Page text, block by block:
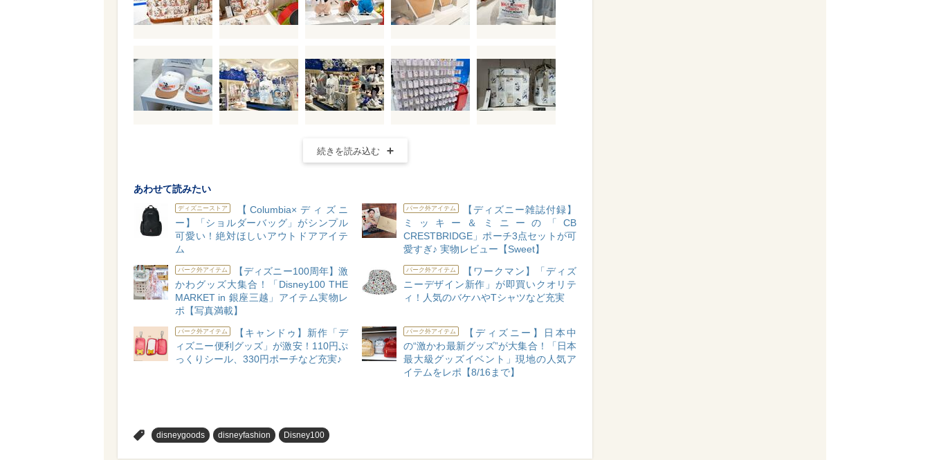
続きを読み込む
あわせて読みたい
ディズニーストア
【Columbia×ディズニ
ー】「ショルダーバッグ」がシンプル
可愛い！絶対ほしいアウトドアアイテ
ム
パーク外アイテム
【ディズニー雑誌付録】
ミッキー＆ミニーの「CB
CRESTBRIDGE」ポーチ3点セットが可
愛すぎ♪ 実物レビュー【Sweet】
パーク外アイテム
【ディズニー100周年】激
かわグッズ大集合！「Disney100 THE
MARKET in 銀座三越」アイテム実物レ
ポ【写真満載】
パーク外アイテム
【ワークマン】「ディズ
ニーデザイン新作」が即買いクオリテ
ィ！人気のバケハやTシャツなど充実
パーク外アイテム
【キャンドゥ】新作「デ
ィズニー便利グッズ」が激安！110円ぷ
っくりシール、330円ポーチなど充実♪
パーク外アイテム
【ディズニー】日本中
の“激かわ最新グッズ”が大集合！「日本
最大級グッズイベント」現地の人気ア
イテムをレポ【8/16まで】
disneygoods disneyfashion Disney100